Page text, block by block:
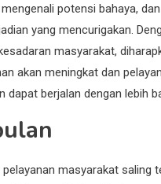
potensi bahaya,
yang mencurigakan.
masyarakat,
akan meningkat dan
dapat berjalan dengan lebih
masyarakat saling